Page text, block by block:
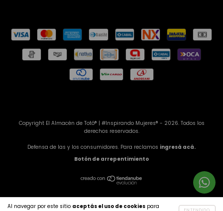
Al navegar por este sitio aceptás el uso de cookies para
Copyright El Almacén de Totó® | #Inspirando Mujeres® - 2026. Todos los
derechos reservados.
Defensa de las y los consumidores. Para reclamos ingresá acá.
Botón de arrepentimiento